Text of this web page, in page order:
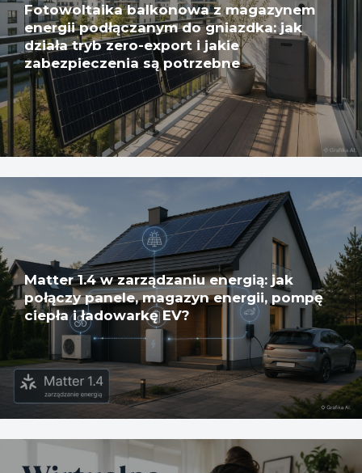
Fotowoltaika balkonowa z magazynem
energii podłączanym do gniazdka: jak
działa tryb zero-export i jakie
zabezpieczenia są potrzebne
Matter 1.4 w zarządzaniu energią: jak
połączy panele, magazyn energii, pompę
ciepła i ładowarkę EV?